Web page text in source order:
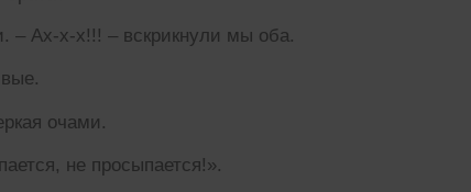
– Ах-х-х!!! – вскрикнули мы оба.
очами.
не просыпается!».